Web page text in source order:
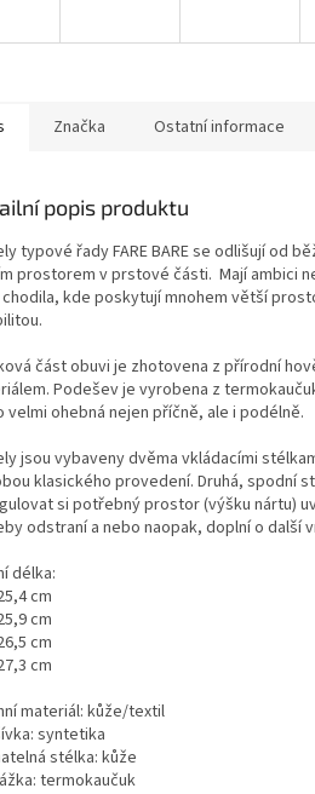
Značka Ostatní informace
popis produktu
typové řady FARE BARE se odlišují od
prostorem v prstové části. Mají ambici
kde poskytují mnohem větší
část obuvi je zhotovena z přírodní
Podešev je vyrobena z
velmi ohebná nejen příčně, ale i podélně.
jsou vybaveny dvěma vkládacími
klasického provedení. Druhá, spodní
si potřebný prostor (výšku nártu)
odstraní a nebo naopak, doplní o další
délka:
cm
cm
cm
cm
materiál: kůže/textil
syntetika
stélka: kůže
termokaučuk